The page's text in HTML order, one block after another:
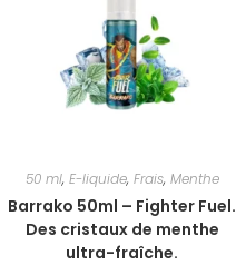
50 ml, E-liquide, Frais, Menthe
Barrako 50ml – Fighter Fuel.
Des cristaux de menthe
ultra-fraîche.